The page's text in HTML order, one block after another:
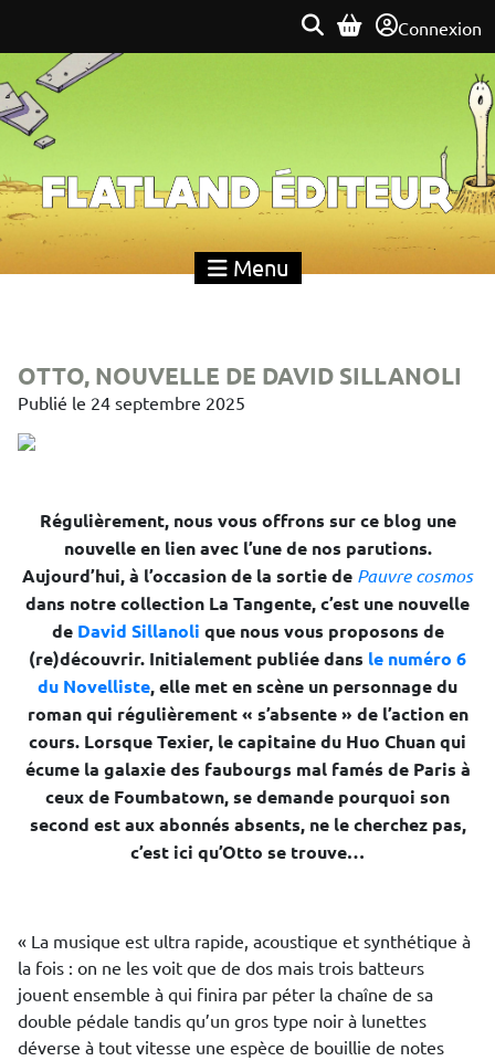
Connexion
Flatland Éditeur
Menu
OTTO, NOUVELLE DE DAVID SILLANOLI
Publié le 24 septembre 2025
Régulièrement, nous vous offrons sur ce blog une
nouvelle en lien avec l’une de nos parutions.
Aujourd’hui, à l’occasion de la sortie de Pauvre cosmos
dans notre collection La Tangente, c’est une nouvelle
de David Sillanoli que nous vous proposons de
(re)découvrir. Initialement publiée dans le numéro 6
du Novelliste, elle met en scène un personnage du
roman qui régulièrement « s’absente » de l’action en
cours. Lorsque Texier, le capitaine du Huo Chuan qui
écume la galaxie des faubourgs mal famés de Paris à
ceux de Foumbatown, se demande pourquoi son
second est aux abonnés absents, ne le cherchez pas,
c’est ici qu’Otto se trouve…
« La musique est ultra rapide, acoustique et synthétique à
la fois : on ne les voit que de dos mais trois batteurs
jouent ensemble à qui finira par péter la chaîne de sa
double pédale tandis qu’un gros type noir à lunettes
déverse à tout vitesse une espèce de bouillie de notes